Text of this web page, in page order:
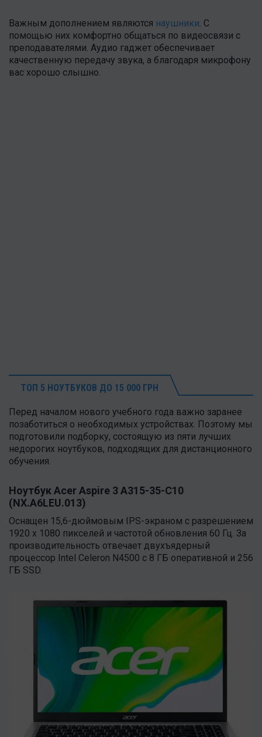
Важным дополнением являются наушники . С
помощью них комфортно общаться по видеосвязи с
преподавателями. Аудио гаджет обеспечивает
качественную передачу звука, а благодаря микрофону
вас хорошо слышно.
ТОП 5 НОУТБУКОВ ДО 15 000 ГРН
Перед началом нового учебного года важно заранее
позаботиться о необходимых устройствах. Поэтому мы
подготовили подборку, состоящую из пяти лучших
недорогих ноутбуков, подходящих для дистанционного
обучения.
Ноутбук Acer Aspire 3 A315-35-C10
(NX.A6LEU.013)
Оснащен 15,6-дюймовым IPS-экраном с разрешением
1920 x 1080 пикселей и частотой обновления 60 Гц. За
производительность отвечает двухъядерный
процессор Intel Celeron N4500 с 8 ГБ оперативной и 256
ГБ SSD.